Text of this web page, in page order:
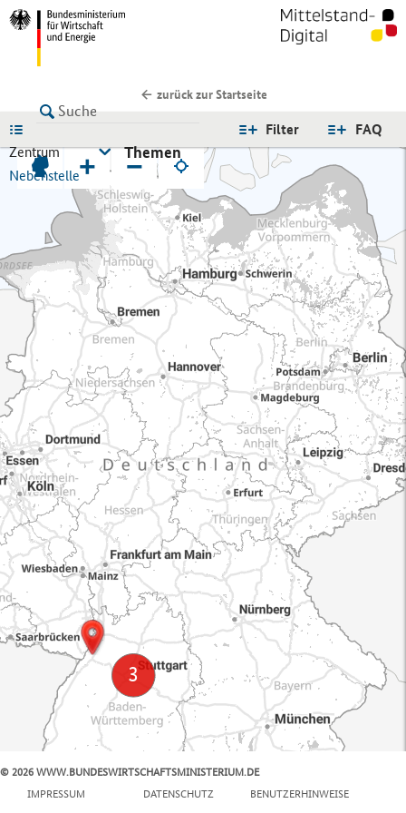
zurück zur Startseite
FAQ
Filter
Zentrum
Nebenstelle
Themen
+ −
© 2026 WWW.BUNDESWIRTSCHAFTSMINISTERIUM.DE
IMPRESSUM
DATENSCHUTZ BENUTZERHINWEISE